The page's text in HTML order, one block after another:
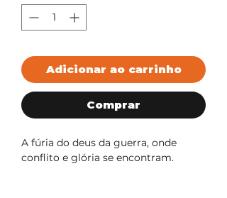
Adicionar ao carrinho
Comprar
A fúria do deus da guerra, onde
conflito e glória se encontram.